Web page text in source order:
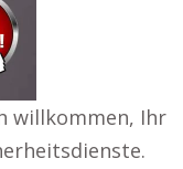
willkommen, Ihr